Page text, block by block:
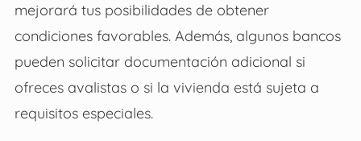
mejorará tus posibilidades de obtener
condiciones favorables. Además, algunos bancos
pueden solicitar documentación adicional si
ofreces avalistas o si la vivienda está sujeta a
requisitos especiales.